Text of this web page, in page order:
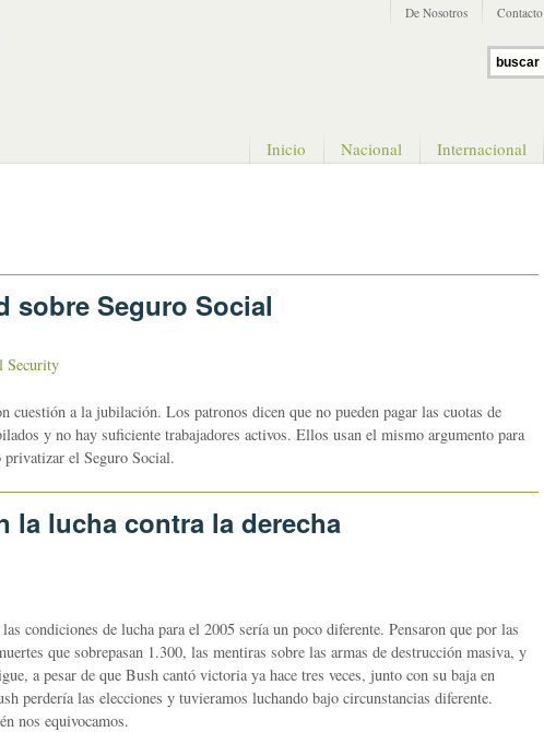
De Nosotros Contacto
Inicio Nacional Internacional
sobre Seguro Social
Security
cuestión a la jubilación. Los patronos dicen que no pueden pagar las cuotas de
y no hay suficiente trabajadores activos. Ellos usan el mismo argumento para
el Seguro Social.
la lucha contra la derecha
condiciones de lucha para el 2005 sería un poco diferente. Pensaron que por las
que sobrepasan 1.300, las mentiras sobre las armas de destrucción masiva, y
a pesar de que Bush cantó victoria ya hace tres veces, junto con su baja en
perdería las elecciones y tuvieramos luchando bajo circunstancias diferente.
nos equivocamos.